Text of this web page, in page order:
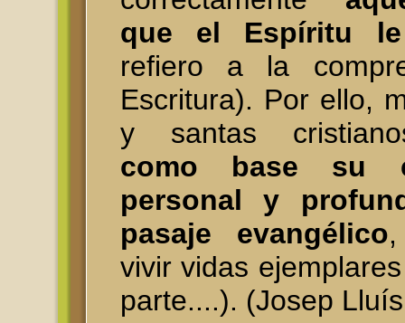
que el Espíritu
refiero a la
Escritura). Por ello,
y santas
como base su
personal y
pasaje evangélico
vivir vidas
parte....). (Josep